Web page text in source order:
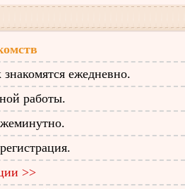
ежедневно.
работы.
>>